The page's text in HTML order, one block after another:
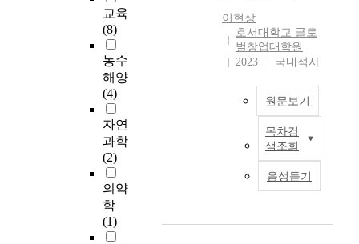
교육
(8)
농수
해양
(4)
자연
과학
(2)
의약
학
(1)
이현상
호서대학교 글로
벌창업대학원
2023
국내석사
원문보기
목차검
색조회
음성듣기